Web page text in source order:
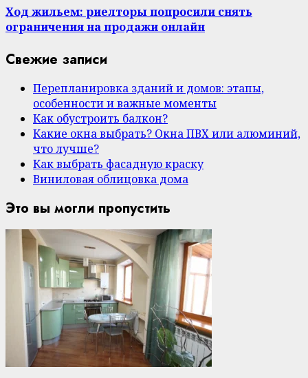
Ход жильем: риелторы попросили снять
ограничения на продажи онлайн
Свежие записи
Перепланировка зданий и домов: этапы,
особенности и важные моменты
Как обустроить балкон?
Какие окна выбрать? Окна ПВХ или алюминий,
что лучше?
Как выбрать фасадную краску
Виниловая облицовка дома
Это вы могли пропустить